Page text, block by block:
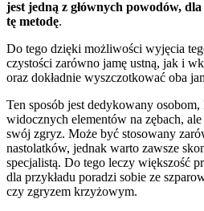
jest jedną z głównych powodów,
tę metodę.
Do tego dzięki możliwości wyjęcia
czystości zarówno jamę ustną, jak i
oraz dokładnie wyszczotkować oba
Ten sposób jest dedykowany
widocznych elementów na zębach,
swój zgryz. Może być stosowany
nastolatków, jednak warto zawsze
specjalistą. Do tego leczy większość
dla przykładu poradzi sobie ze
czy zgryzem krzyżowym.